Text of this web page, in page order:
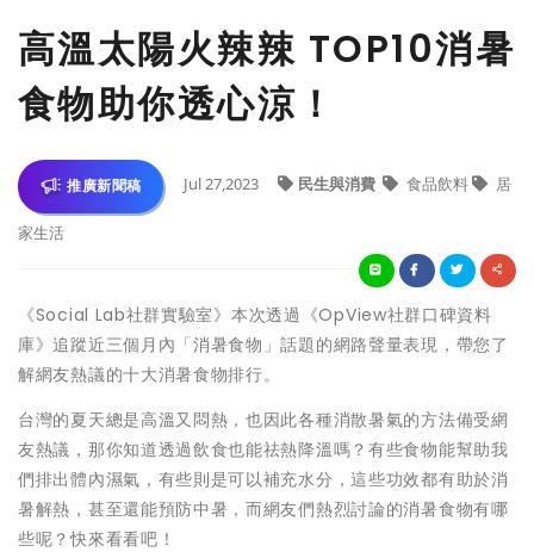
高溫太陽火辣辣 TOP10消暑
食物助你透心涼！
推廣新聞稿 Jul 27,2023 民生與消費 食品飲料 居
家生活
《Social Lab社群實驗室》本次透過《OpView社群口碑資料
庫》追蹤近三個月內「消暑食物」話題的網路聲量表現，帶您了
解網友熱議的十大消暑食物排行。
台灣的夏天總是高溫又悶熱，也因此各種消散暑氣的方法備受網
友熱議，那你知道透過飲食也能祛熱降溫嗎？有些食物能幫助我
們排出體內濕氣，有些則是可以補充水分，這些功效都有助於消
暑解熱，甚至還能預防中暑，而網友們熱烈討論的消暑食物有哪
些呢？快來看看吧！